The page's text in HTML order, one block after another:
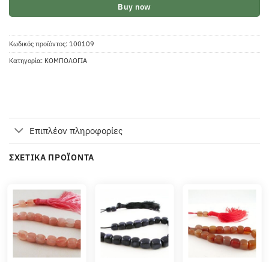
Buy now
Κωδικός προϊόντος: 100109
Κατηγορία: ΚΟΜΠΟΛΟΓΙΑ
Επιπλέον πληροφορίες
ΣΧΕΤΙΚΆ ΠΡΟΪΌΝΤΑ